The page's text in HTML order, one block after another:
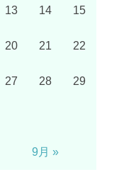
13 14 15
20 21 22
27 28 29
9月 »